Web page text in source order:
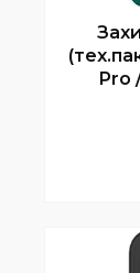
Pro